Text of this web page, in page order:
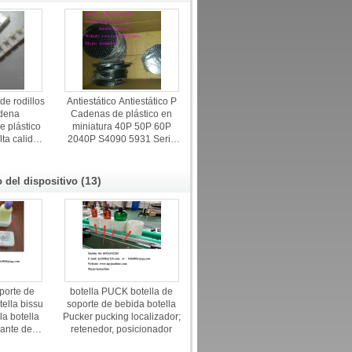
rodillos
plástico
calidad
Antiestático Antiestático P
Cadenas de plástico en
miniatura 40P 50P 60P
2040P S4090 5931 Serie
del dispositivo (13)
de
bissu
botella
de
botella PUCK botella de
soporte de bebida botella
Pucker pucking localizador;
retenedor, posicionador